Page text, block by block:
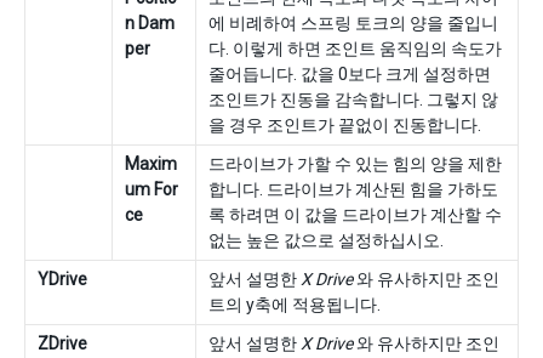
n Dam
per
에 비례하여 스프링 토크의 양을 줄입니
다. 이렇게 하면 조인트 움직임의 속도가
줄어듭니다. 값을 0보다 크게 설정하면
조인트가 진동을 감속합니다. 그렇지 않
을 경우 조인트가 끝없이 진동합니다.
Maxim
um For
ce
드라이브가 가할 수 있는 힘의 양을 제한
합니다. 드라이브가 계산된 힘을 가하도
록 하려면 이 값을 드라이브가 계산할 수
없는 높은 값으로 설정하십시오.
YDrive
앞서 설명한X Drive와 유사하지만 조인
트의 y축에 적용됩니다.
ZDrive
앞서 설명한X Drive와 유사하지만 조인